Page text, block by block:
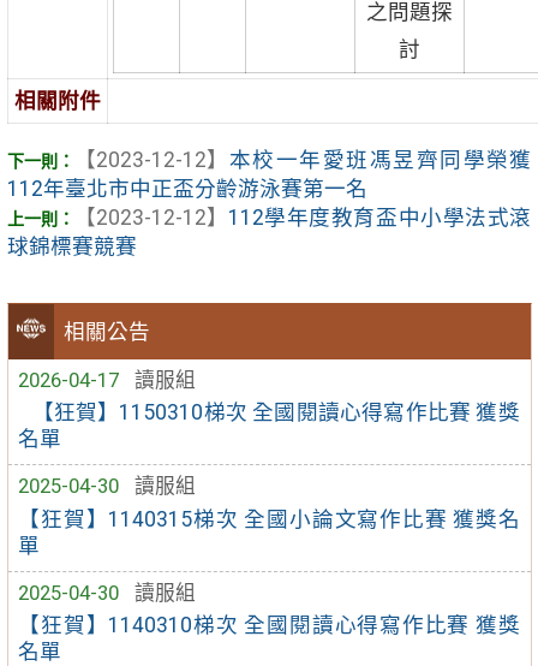
相關公告
2026-04-17
讀服組
【狂賀】1150310梯次 全國閱讀心得寫作比賽 獲獎
名單
2025-04-30
讀服組
【狂賀】1140315梯次 全國小論文寫作比賽 獲獎名
單
2025-04-30
讀服組
【狂賀】1140310梯次 全國閱讀心得寫作比賽 獲獎
名單
之問題探
討
相關附件
【2023-12-12】 本校一年愛班馮昱齊同學榮獲
112年臺北市中正盃分齡游泳賽第一名
【2023-12-12】 112學年度教育盃中小學法式滾
球錦標賽競賽